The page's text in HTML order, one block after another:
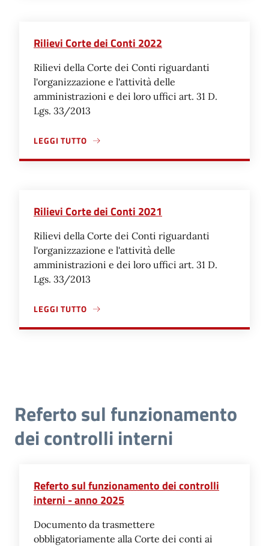
Rilievi Corte dei Conti 2022
Rilievi della Corte dei Conti riguardanti
l'organizzazione e l'attività delle
amministrazioni e dei loro uffici art. 31 D.
Lgs. 33/2013
LEGGI TUTTO
A PROPOSITO DI RILIEVI CORTE DEI CONTI 2022
Rilievi Corte dei Conti 2021
Rilievi della Corte dei Conti riguardanti
l'organizzazione e l'attività delle
amministrazioni e dei loro uffici art. 31 D.
Lgs. 33/2013
LEGGI TUTTO
A PROPOSITO DI RILIEVI CORTE DEI CONTI 2021
Referto sul funzionamento
dei controlli interni
Referto sul funzionamento dei controlli
interni - anno 2025
Documento da trasmettere
obbligatoriamente alla Corte dei conti ai